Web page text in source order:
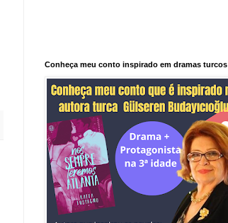
Conheça meu conto inspirado em dramas turcos